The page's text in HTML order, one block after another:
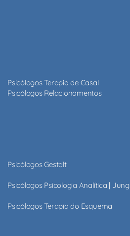
Psicólogos Terapia de Casal
Psicólogos Relacionamentos
Psicólogos Gestalt
Psicólogos Psicologia Analítica | Jung
Psicólogos Terapia do Esquema